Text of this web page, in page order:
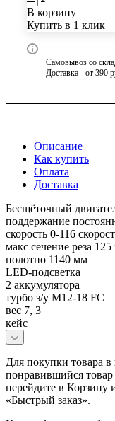
В корзину
Купить в 1 клик
Самовывоз со
Доставка - от 390
Описание
Как купить
Оплата
Доставка
Бесщёточный
поддержание
скорость 0-116
макс сечение реза
полотно 1140 мм
LED-подсветка
2 аккумулятора
турбо з/у M12-18 FC
вес 7, 3
кейс
Для покупки товара
понравившийся товар
перейдите в Корзину
«Быстрый заказ».